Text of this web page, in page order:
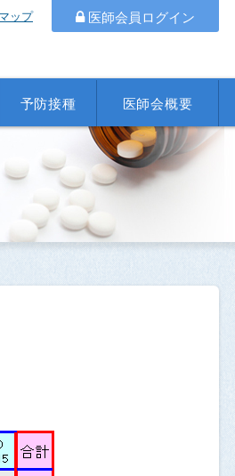
ップ 医師会員ログイン
予防接種 医師会概要